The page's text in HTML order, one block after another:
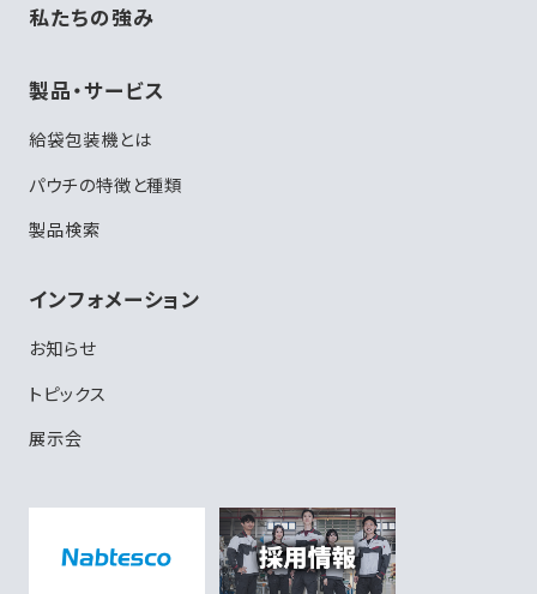
私たちの強み
製品・サービス
給袋包装機とは
パウチの特徴と種類
製品検索
インフォメーション
お知らせ
トピックス
展示会